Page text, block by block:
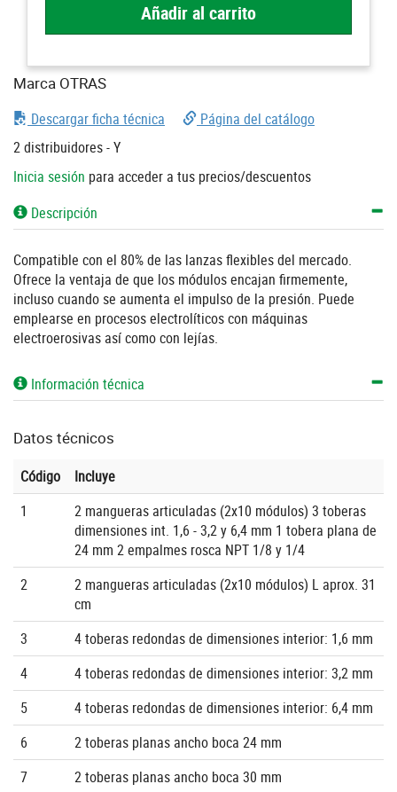
Añadir al carrito
Marca OTRAS
Descargar ficha técnica
Página del catálogo
2 distribuidores - Y
Inicia sesión para acceder a tus precios/descuentos
Descripción
Compatible con el 80% de las lanzas flexibles del mercado.
Ofrece la ventaja de que los módulos encajan firmemente,
incluso cuando se aumenta el impulso de la presión. Puede
emplearse en procesos electrolíticos con máquinas
electroerosivas así como con lejías.
Información técnica
Datos técnicos
Código
Incluye
1
2 mangueras articuladas (2x10 módulos) 3 toberas
dimensiones int. 1,6 - 3,2 y 6,4 mm 1 tobera plana de
24 mm 2 empalmes rosca NPT 1/8 y 1/4
2
2 mangueras articuladas (2x10 módulos) L aprox. 31
cm
3
4 toberas redondas de dimensiones interior: 1,6 mm
4
4 toberas redondas de dimensiones interior: 3,2 mm
5
4 toberas redondas de dimensiones interior: 6,4 mm
6
2 toberas planas ancho boca 24 mm
7
2 toberas planas ancho boca 30 mm